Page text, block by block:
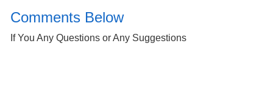
Comments Below
If You Any Questions or Any Suggestions